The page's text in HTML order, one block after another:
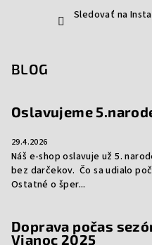
Sledovať na
BLOG
Oslavujeme
29.4.2026
Náš e-shop oslavuje už 5.
bez darčekov. Čo sa udialo
Ostatné o šper...
Doprava počas
Vianoc 2025